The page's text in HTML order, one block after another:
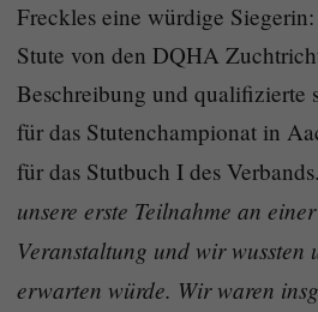
Freckles eine würdige
Stute von den DQHA
Beschreibung und qualifizierte
für das Stutenchampionat in
für das Stutbuch I des Verbands.
unsere erste Teilnahme an
Veranstaltung und wir wussten
erwarten würde. Wir waren